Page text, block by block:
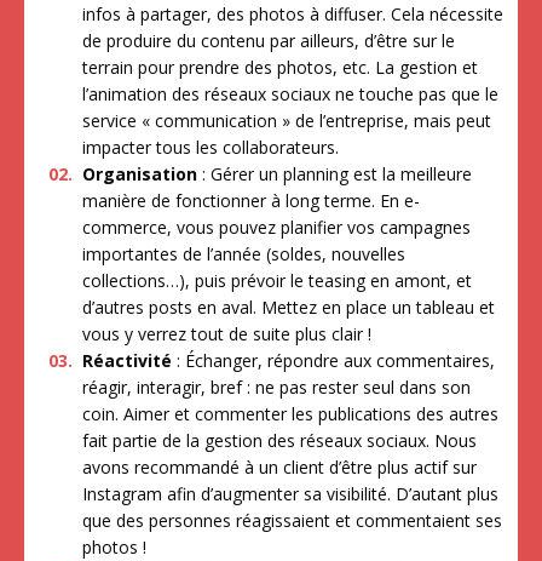
infos à partager, des photos à diffuser. Cela nécessite
de produire du contenu par ailleurs, d’être sur le
terrain pour prendre des photos, etc. La gestion et
l’animation des réseaux sociaux ne touche pas que le
service « communication » de l’entreprise, mais peut
impacter tous les collaborateurs.
Organisation : Gérer un planning est la meilleure
manière de fonctionner à long terme. En e-
commerce, vous pouvez planifier vos campagnes
importantes de l’année (soldes, nouvelles
collections…), puis prévoir le teasing en amont, et
d’autres posts en aval. Mettez en place un tableau et
vous y verrez tout de suite plus clair !
Réactivité : Échanger, répondre aux commentaires,
réagir, interagir, bref : ne pas rester seul dans son
coin. Aimer et commenter les publications des autres
fait partie de la gestion des réseaux sociaux. Nous
avons recommandé à un client d’être plus actif sur
Instagram afin d’augmenter sa visibilité. D’autant plus
que des personnes réagissaient et commentaient ses
photos !